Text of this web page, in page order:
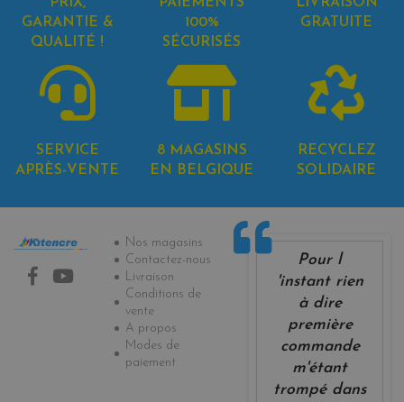
GARANTIE &
QUALITÉ !
100%
SÉCURISÉS
GRATUITE
SERVICE
APRÈS-VENTE
8 MAGASINS
EN BELGIQUE
RECYCLEZ
SOLIDAIRE
Informations
Nos magasins
Contactez-nous
Livraison
Conditions de
vente
A propos
Modes de
paiement
Pour l
'instant rien
à dire
première
commande
m'étant
trompé dans